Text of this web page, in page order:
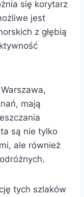
się korytarz
jest
z głębią
mają
są nie tylko
ale również
tych szlaków